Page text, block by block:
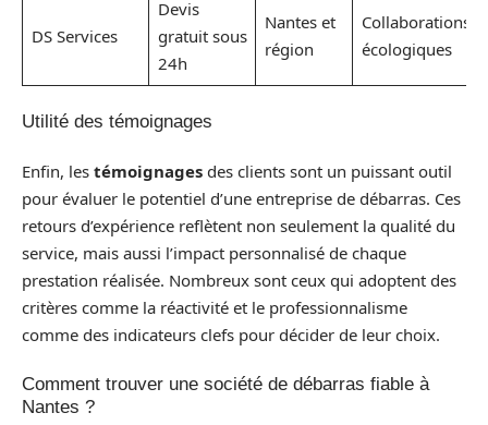
DS Services
Devis
gratuit sous
24h
Nantes et
région
Collaborations
écologiques
Utilité des témoignages
Enfin, les témoignages des clients sont un puissant outil
pour évaluer le potentiel d’une entreprise de débarras. Ces
retours d’expérience reflètent non seulement la qualité du
service, mais aussi l’impact personnalisé de chaque
prestation réalisée. Nombreux sont ceux qui adoptent des
critères comme la réactivité et le professionnalisme
comme des indicateurs clefs pour décider de leur choix.
Comment trouver une société de débarras fiable à
Nantes ?